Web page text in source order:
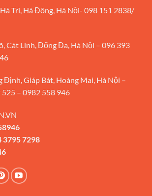
Hà Trì, Hà Đông, Hà Nội- 098 151 2838/
Cát Linh, Đống Đa, Hà Nội – 096 393
Định, Giáp Bát, Hoàng Mai, Hà Nội –
– 0982 558 946
3795 7298